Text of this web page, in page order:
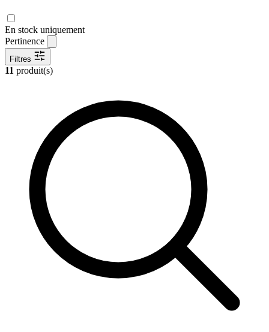
En stock uniquement
Pertinence
Filtres
11 produit(s)